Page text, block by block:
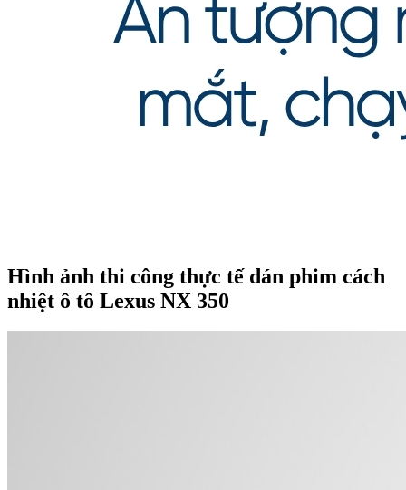
Hình ảnh thi công thực tế dán phim cách
nhiệt ô tô Lexus NX 350